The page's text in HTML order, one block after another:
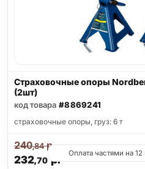
Страховочные опоры
(2шт)
код товара #8869241
страховочные опоры, груз: 6 т
232,70р.
240,84р.
Оплата частями на